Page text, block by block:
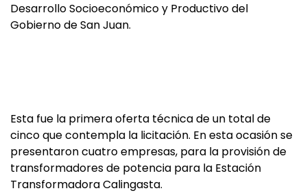
Desarrollo Socioeconómico y Productivo del
Gobierno de San Juan.
Esta fue la primera oferta técnica de un total de
cinco que contempla la licitación. En esta ocasión se
presentaron cuatro empresas, para la provisión de
transformadores de potencia para la Estación
Transformadora Calingasta.